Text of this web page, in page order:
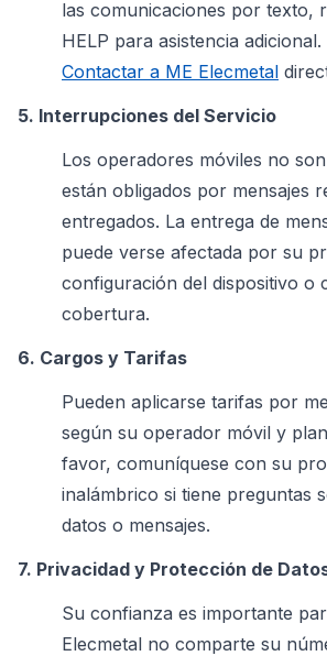
las comunicaciones por texto,
HELP para asistencia
Contactar a ME Elecmetal
5. Interrupciones del Servicio
Los operadores móviles no
están obligados por mensajes
entregados. La entrega de
puede verse afectada por su
configuración del dispositivo o
cobertura.
6. Cargos y Tarifas
Pueden aplicarse tarifas por
según su operador móvil y
favor, comuníquese con su
inalámbrico si tiene preguntas
datos o mensajes.
7. Privacidad y Protección de
Su confianza es importante
Elecmetal no comparte su